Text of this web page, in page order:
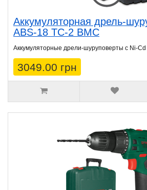
Аккумуляторная дрель-
ABS-18 TC-2 BMC
Аккумуляторные дрели-шуруповерты с Ni-Cd
3049.00 грн